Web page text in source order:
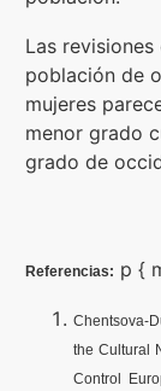
Las
población de
mujeres
menor grado
grado de
Referencias: p {
Chentsova-
the Cultural
Control